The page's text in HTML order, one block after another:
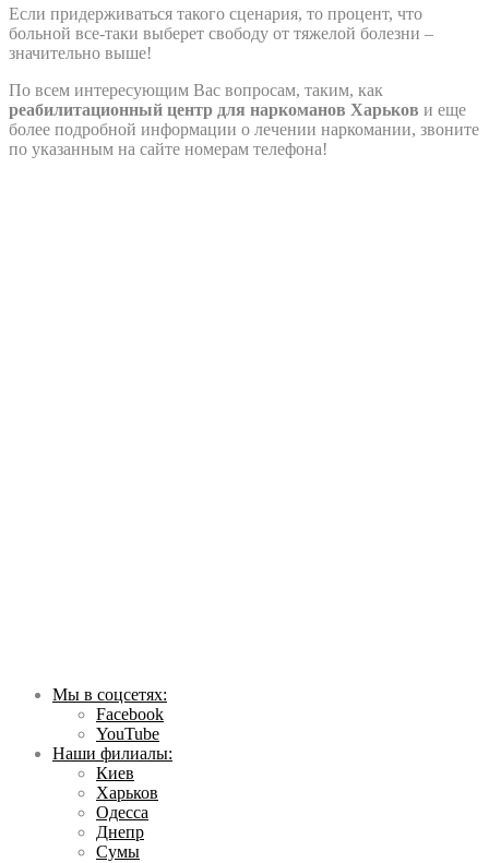
Если придерживаться такого сценария, то процент, что
больной все-таки выберет свободу от тяжелой болезни –
значительно выше!
По всем интересующим Вас вопросам, таким, как
реабилитационный центр для наркоманов Харьков и еще
более подробной информации о лечении наркомании, звоните
по указанным на сайте номерам телефона!
Мы в соцсетях:
Facebook
YouTube
Наши филиалы:
Киев
Харьков
Одесса
Днепр
Сумы